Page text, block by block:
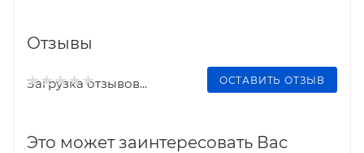
Отзывы
ОСТАВИТЬ ОТЗЫВ
Загрузка отзывов...
Это может заинтересовать Вас